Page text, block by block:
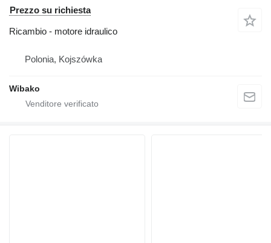
Prezzo su richiesta
Ricambio - motore idraulico
Polonia, Kojszówka
Wibako